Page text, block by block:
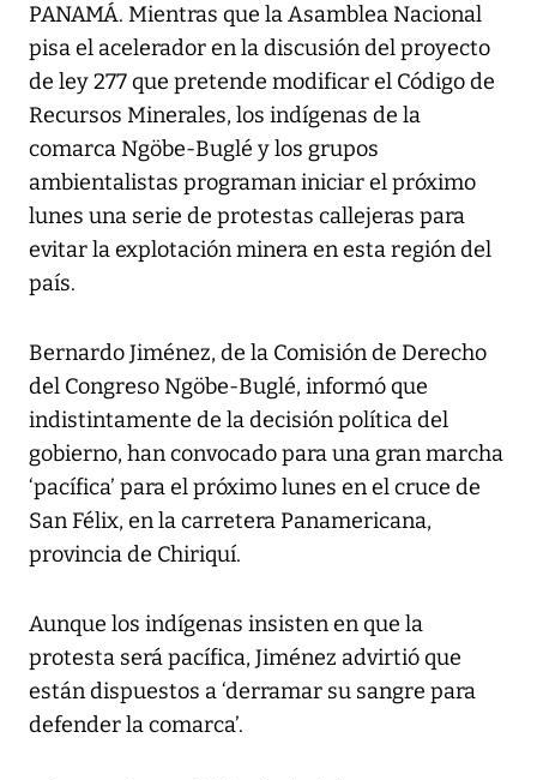
PANAMÁ. Mientras que la Asamblea Nacional
pisa el acelerador en la discusión del proyecto
de ley 277 que pretende modificar el Código de
Recursos Minerales, los indígenas de la
comarca Ngöbe-Buglé y los grupos
ambientalistas programan iniciar el próximo
lunes una serie de protestas callejeras para
evitar la explotación minera en esta región del
país.
Bernardo Jiménez, de la Comisión de Derecho
del Congreso Ngöbe-Buglé, informó que
indistintamente de la decisión política del
gobierno, han convocado para una gran marcha
‘pacífica’ para el próximo lunes en el cruce de
San Félix, en la carretera Panamericana,
provincia de Chiriquí.
Aunque los indígenas insisten en que la
protesta será pacífica, Jiménez advirtió que
están dispuestos a ‘derramar su sangre para
defender la comarca’.